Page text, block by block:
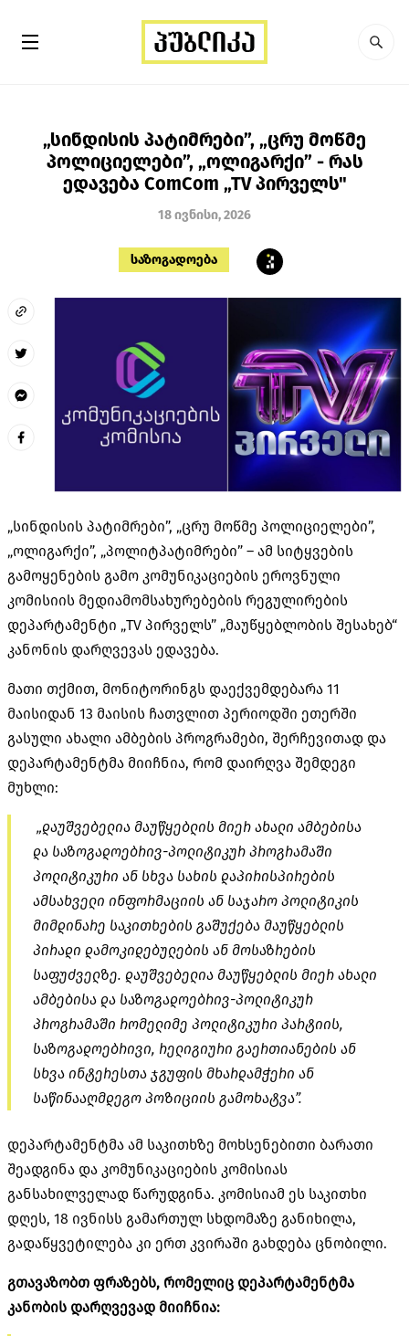
„სინდისის პატიმრები”, „ცრუ მოწმე
პოლიციელები”, „ოლიგარქი” - რას
ედავება ComCom „TV პირველს"
18 ივნისი, 2026
საზოგადოება
„სინდისის პატიმრები”, „ცრუ მოწმე პოლიციელები”,
„ოლიგარქი”, „პოლიტპატიმრები” – ამ სიტყვების
გამოყენების გამო კომუნიკაციების ეროვნული
კომისიის მედიამომსახურებების რეგულირების
დეპარტამენტი „TV პირველს” „მაუწყებლობის შესახებ“
კანონის დარღვევას ედავება.
მათი თქმით, მონიტორინგს დაექვემდებარა 11
მაისიდან 13 მაისის ჩათვლით პერიოდში ეთერში
გასული ახალი ამბების პროგრამები, შერჩევითად და
დეპარტამენტმა მიიჩნია, რომ დაირღვა შემდეგი
მუხლი:
„დაუშვებელია მაუწყებლის მიერ ახალი ამბებისა
და საზოგადოებრივ-პოლიტიკურ პროგრამაში
პოლიტიკური ან სხვა სახის დაპირისპირების
ამსახველი ინფორმაციის ან საჯარო პოლიტიკის
მიმდინარე საკითხების გაშუქება მაუწყებლის
პირადი დამოკიდებულების ან მოსაზრების
საფუძველზე. დაუშვებელია მაუწყებლის მიერ ახალი
ამბებისა და საზოგადოებრივ-პოლიტიკურ
პროგრამაში რომელიმე პოლიტიკური პარტიის,
საზოგადოებრივი, რელიგიური გაერთიანების ან
სხვა ინტერესთა ჯგუფის მხარდამჭერი ან
საწინააღმდეგო პოზიციის გამოხატვა”.
დეპარტამენტმა ამ საკითხზე მოხსენებითი ბარათი
შეადგინა და კომუნიკაციების კომისიას
განსახილველად წარუდგინა. კომისიამ ეს საკითხი
დღეს, 18 ივნისს გამართულ სხდომაზე განიხილა,
გადაწყვეტილება კი ერთ კვირაში გახდება ცნობილი.
გთავაზობთ ფრაზებს, რომელიც დეპარტამენტმა
კანობის დარღვევად მიიჩნია: